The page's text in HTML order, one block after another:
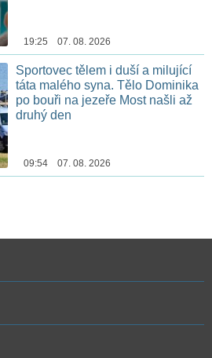
19:25 07. 08. 2026
Sportovec tělem i duší a milující
táta malého syna. Tělo Dominika
po bouři na jezeře Most našli až
druhý den
09:54 07. 08. 2026